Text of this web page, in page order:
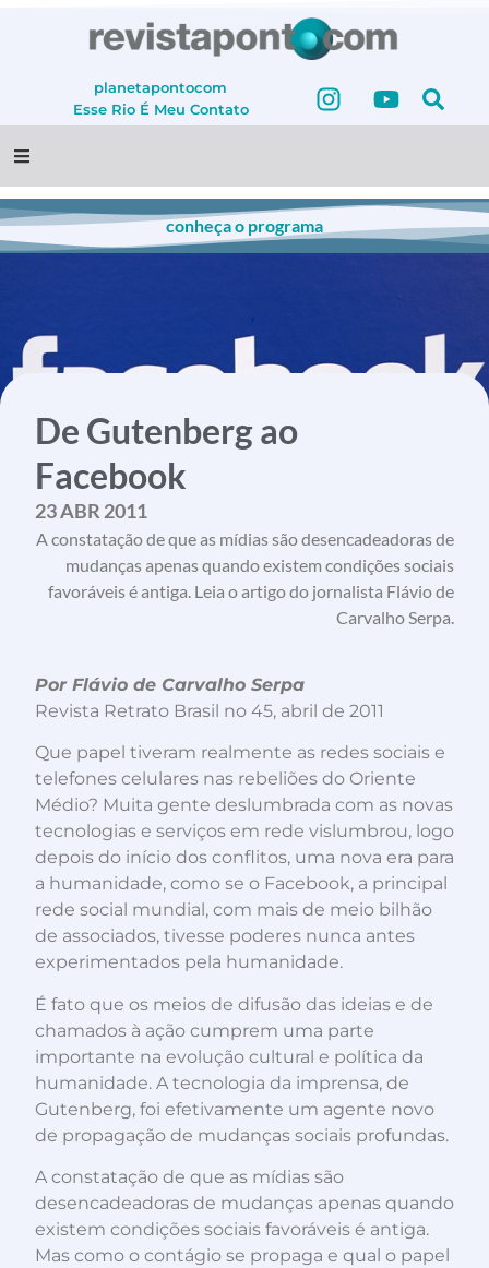
planetapontocom
Esse Rio É Meu Contato
conheça o programa
De Gutenberg ao
Facebook
23 ABR 2011
A constatação de que as mídias são desencadeadoras de
mudanças apenas quando existem condições sociais
favoráveis é antiga. Leia o artigo do jornalista Flávio de
Carvalho Serpa.
Por Flávio de Carvalho Serpa
Revista Retrato Brasil no 45, abril de 2011
Que papel tiveram realmente as redes sociais e
telefones celulares nas rebeliões do Oriente
Médio? Muita gente deslumbrada com as novas
tecnologias e serviços em rede vislumbrou, logo
depois do início dos conflitos, uma nova era para
a humanidade, como se o Facebook, a principal
rede social mundial, com mais de meio bilhão
de associados, tivesse poderes nunca antes
experimentados pela humanidade.
É fato que os meios de difusão das ideias e de
chamados à ação cumprem uma parte
importante na evolução cultural e política da
humanidade. A tecnologia da imprensa, de
Gutenberg, foi efetivamente um agente novo
de propagação de mudanças sociais profundas.
A constatação de que as mídias são
desencadeadoras de mudanças apenas quando
existem condições sociais favoráveis é antiga.
Mas como o contágio se propaga e qual o papel